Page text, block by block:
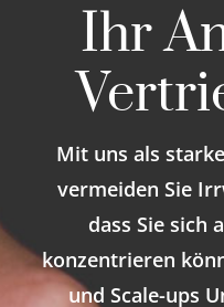
Ihr
Mit uns als
vermeiden Sie
dass Sie sich
konzentrieren
und Scale-ups